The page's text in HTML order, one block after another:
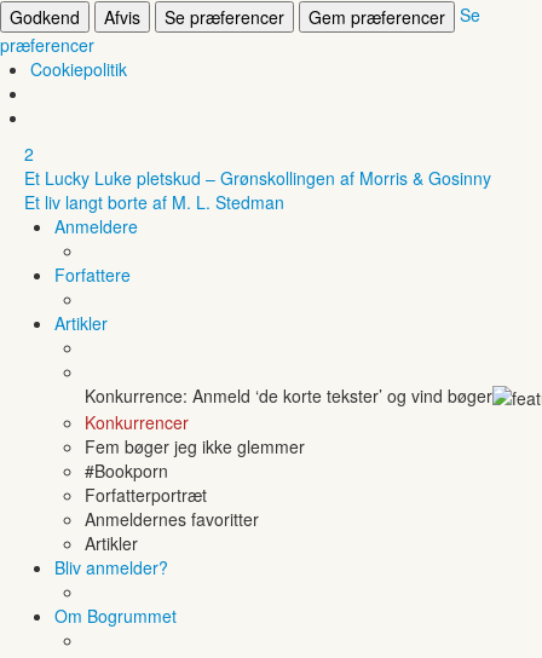
Godkend
Afvis Se præferencer Gem præferencer Se
præferencer
Cookiepolitik
2
Et Lucky Luke pletskud – Grønskollingen af Morris & Gosinny
Et liv langt borte af M. L. Stedman
Anmeldere
Forfattere
Artikler
Konkurrence: Anmeld ‘de korte tekster’ og vind bøger
Konkurrencer
Fem bøger jeg ikke glemmer
#Bookporn
Forfatterportræt
Anmeldernes favoritter
Artikler
Bliv anmelder?
Om Bogrummet